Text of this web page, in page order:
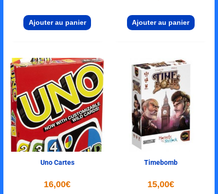
Ajouter au panier Ajouter au panier
Uno Cartes
16,00€
Timebomb
15,00€